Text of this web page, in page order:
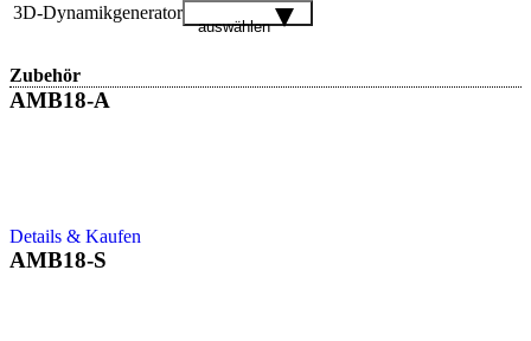
3D-Dynamikgenerator
auswählen
Zubehör
AMB18-A
Details & Kaufen
AMB18-S